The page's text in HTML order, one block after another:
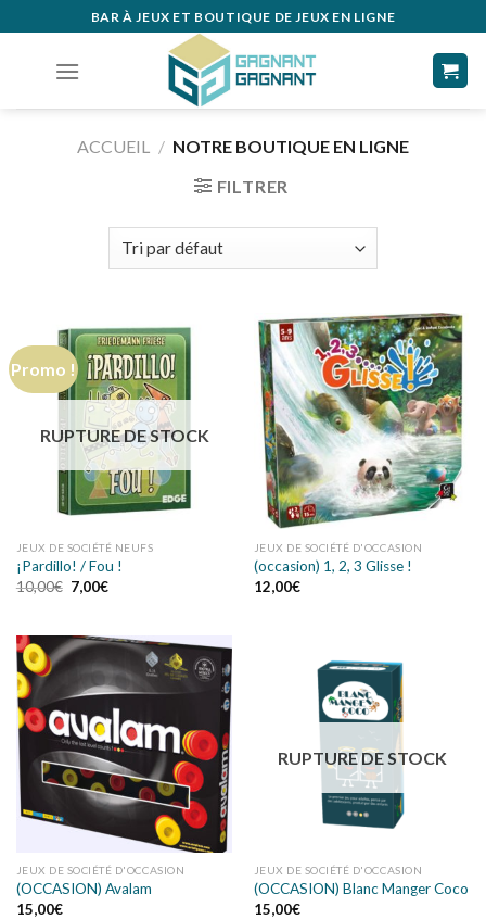
content
BAR À JEUX ET BOUTIQUE DE JEUX EN LIGNE
ACCUEIL / NOTRE BOUTIQUE EN LIGNE
FILTRER
Promo !
RUPTURE DE STOCK
JEUX DE SOCIÉTÉ NEUFS
¡Pardillo! / Fou !
10,00€ 7,00€
JEUX DE SOCIÉTÉ D'OCCASION
(occasion) 1, 2, 3 Glisse !
12,00€
JEUX DE SOCIÉTÉ D'OCCASION
(OCCASION) Avalam
15,00€
RUPTURE DE STOCK
JEUX DE SOCIÉTÉ D'OCCASION
(OCCASION) Blanc Manger Coco
15,00€